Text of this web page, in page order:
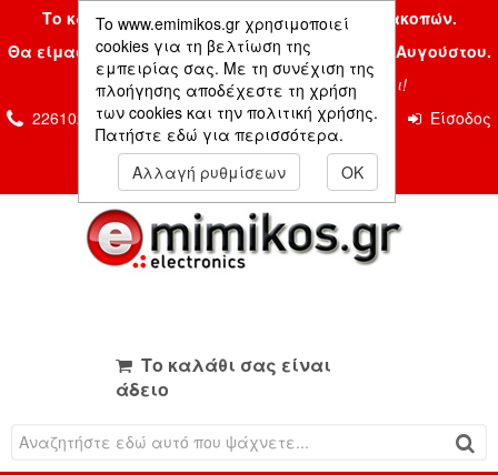
To www.emimikos.gr χρησιμοποιεί
cookies για τη βελτίωση της
εμπειρίας σας. Με τη συνέχιση της
πλοήγησης αποδέχεστε τη χρήση
των cookies και την πολιτική χρήσης.
Πατήστε εδώ για περισσότερα.
Αλλαγή ρυθμίσεων
OK
Το κατάστημα μας είναι κλειστό λόγω διακοπών.
Θα είμαστε και πάλι μαζί σας την Δευτέρα 24 Αυγούστου.
Σας ευχόμαστε ένα όμορφο καλοκαίρι!
2261026435 & 2261081666
Επικοινωνία
Είσοδος
Μέλους
Το καλάθι σας είναι
άδειο